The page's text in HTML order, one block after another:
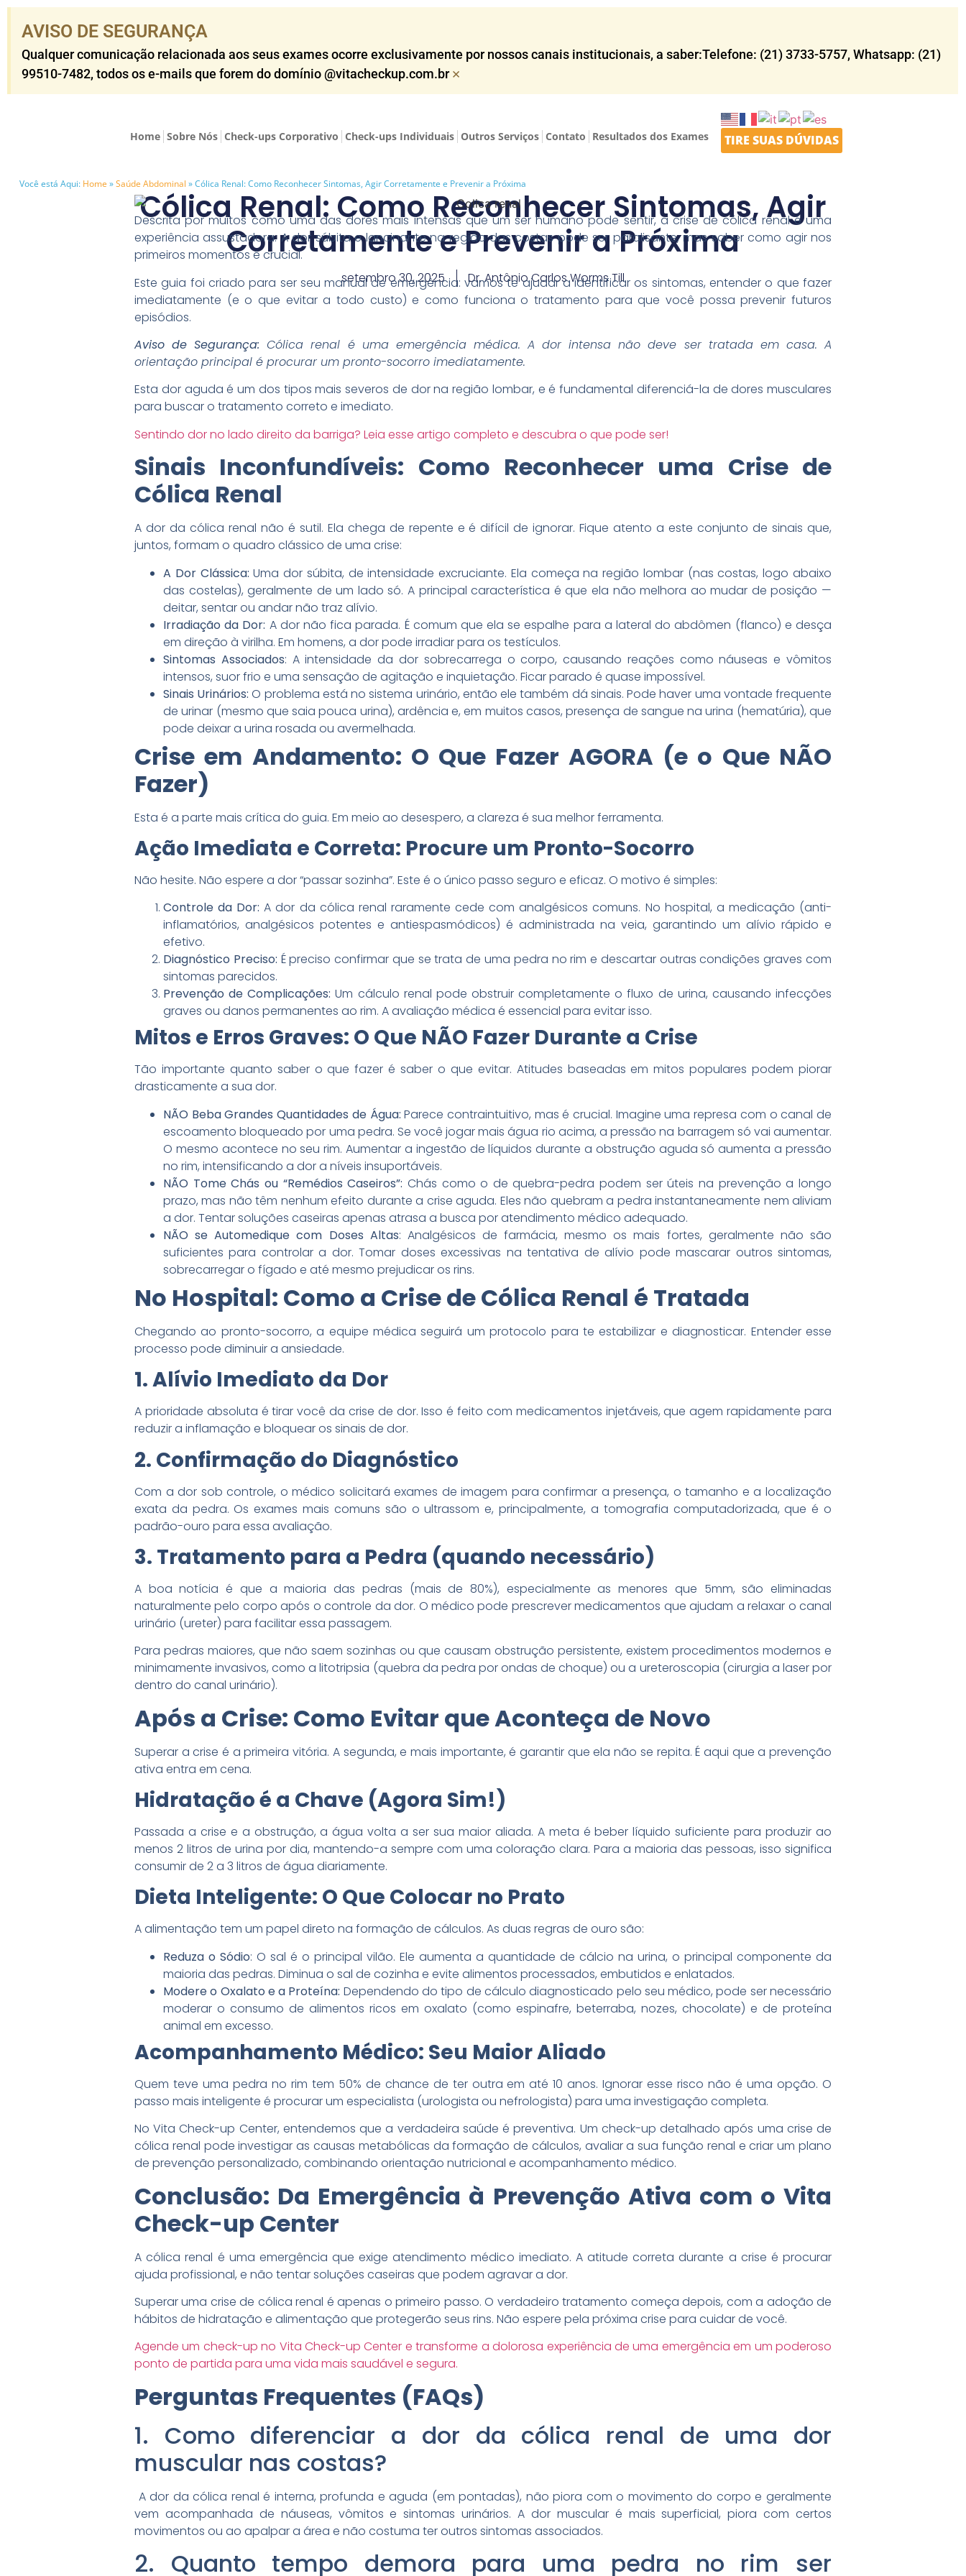
AVISO DE SEGURANÇA​
Qualquer comunicação relacionada aos seus exames ocorre exclusivamente por nossos canais institucionais, a saber:Telefone: (21) 3733-5757​, Whatsapp: (21)
99510-7482​, todos os e-mails que forem do domínio @vitacheckup.com.br​ ×
Home Sobre Nós Check-ups Corporativo Check-ups Individuais Outros Serviços Contato Resultados dos Exames TIRE SUAS DÚVIDAS
Você está Aqui: Home »Saúde Abdominal »Cólica Renal: Como Reconhecer Sintomas, Agir Corretamente e Prevenir a Próxima
Cólica Renal: Como Reconhecer Sintomas, Agir
Corretamente e Prevenir a Próxima
setembro 30, 2025 Dr. Antônio Carlos Worms Till
Descrita por muitos como uma das dores mais intensas que um ser humano pode sentir, a crise de cólica renal é uma
experiência assustadora. A dor súbita e lancinante na região das costas pode ser paralisante, mas saber como agir nos
primeiros momentos é crucial.
Este guia foi criado para ser seu manual de emergência: vamos te ajudar a identificar os sintomas, entender o que fazer
imediatamente (e o que evitar a todo custo) e como funciona o tratamento para que você possa prevenir futuros
episódios.
Aviso de Segurança: Cólica renal é uma emergência médica. A dor intensa não deve ser tratada em casa. A
orientação principal é procurar um pronto-socorro imediatamente.
Esta dor aguda é um dos tipos mais severos de dor na região lombar, e é fundamental diferenciá-la de dores musculares
para buscar o tratamento correto e imediato.
Sentindo dor no lado direito da barriga? Leia esse artigo completo e descubra o que pode ser!
Sinais Inconfundíveis: Como Reconhecer uma Crise de
Cólica Renal
A dor da cólica renal não é sutil. Ela chega de repente e é difícil de ignorar. Fique atento a este conjunto de sinais que,
juntos, formam o quadro clássico de uma crise:
A Dor Clássica: Uma dor súbita, de intensidade excruciante. Ela começa na região lombar (nas costas, logo abaixo
das costelas), geralmente de um lado só. A principal característica é que ela não melhora ao mudar de posição —
deitar, sentar ou andar não traz alívio.
Irradiação da Dor: A dor não fica parada. É comum que ela se espalhe para a lateral do abdômen (flanco) e desça
em direção à virilha. Em homens, a dor pode irradiar para os testículos.
Sintomas Associados: A intensidade da dor sobrecarrega o corpo, causando reações como náuseas e vômitos
intensos, suor frio e uma sensação de agitação e inquietação. Ficar parado é quase impossível.
Sinais Urinários: O problema está no sistema urinário, então ele também dá sinais. Pode haver uma vontade frequente
de urinar (mesmo que saia pouca urina), ardência e, em muitos casos, presença de sangue na urina (hematúria), que
pode deixar a urina rosada ou avermelhada.
Crise em Andamento: O Que Fazer AGORA (e o Que NÃO
Fazer)
Esta é a parte mais crítica do guia. Em meio ao desespero, a clareza é sua melhor ferramenta.
Ação Imediata e Correta: Procure um Pronto-Socorro
Não hesite. Não espere a dor “passar sozinha”. Este é o único passo seguro e eficaz. O motivo é simples:
Controle da Dor: A dor da cólica renal raramente cede com analgésicos comuns. No hospital, a medicação (anti-
inflamatórios, analgésicos potentes e antiespasmódicos) é administrada na veia, garantindo um alívio rápido e
efetivo.
Diagnóstico Preciso: É preciso confirmar que se trata de uma pedra no rim e descartar outras condições graves com
sintomas parecidos.
Prevenção de Complicações: Um cálculo renal pode obstruir completamente o fluxo de urina, causando infecções
graves ou danos permanentes ao rim. A avaliação médica é essencial para evitar isso.
Mitos e Erros Graves: O Que NÃO Fazer Durante a Crise
Tão importante quanto saber o que fazer é saber o que evitar. Atitudes baseadas em mitos populares podem piorar
drasticamente a sua dor.
NÃO Beba Grandes Quantidades de Água: Parece contraintuitivo, mas é crucial. Imagine uma represa com o canal de
escoamento bloqueado por uma pedra. Se você jogar mais água rio acima, a pressão na barragem só vai aumentar.
O mesmo acontece no seu rim. Aumentar a ingestão de líquidos durante a obstrução aguda só aumenta a pressão
no rim, intensificando a dor a níveis insuportáveis.
NÃO Tome Chás ou “Remédios Caseiros”: Chás como o de quebra-pedra podem ser úteis na prevenção a longo
prazo, mas não têm nenhum efeito durante a crise aguda. Eles não quebram a pedra instantaneamente nem aliviam
a dor. Tentar soluções caseiras apenas atrasa a busca por atendimento médico adequado.
NÃO se Automedique com Doses Altas: Analgésicos de farmácia, mesmo os mais fortes, geralmente não são
suficientes para controlar a dor. Tomar doses excessivas na tentativa de alívio pode mascarar outros sintomas,
sobrecarregar o fígado e até mesmo prejudicar os rins.
No Hospital: Como a Crise de Cólica Renal é Tratada
Chegando ao pronto-socorro, a equipe médica seguirá um protocolo para te estabilizar e diagnosticar. Entender esse
processo pode diminuir a ansiedade.
1. Alívio Imediato da Dor
A prioridade absoluta é tirar você da crise de dor. Isso é feito com medicamentos injetáveis, que agem rapidamente para
reduzir a inflamação e bloquear os sinais de dor.
2. Confirmação do Diagnóstico
Com a dor sob controle, o médico solicitará exames de imagem para confirmar a presença, o tamanho e a localização
exata da pedra. Os exames mais comuns são o ultrassom e, principalmente, a tomografia computadorizada, que é o
padrão-ouro para essa avaliação.
3. Tratamento para a Pedra (quando necessário)
A boa notícia é que a maioria das pedras (mais de 80%), especialmente as menores que 5mm, são eliminadas
naturalmente pelo corpo após o controle da dor. O médico pode prescrever medicamentos que ajudam a relaxar o canal
urinário (ureter) para facilitar essa passagem.
Para pedras maiores, que não saem sozinhas ou que causam obstrução persistente, existem procedimentos modernos e
minimamente invasivos, como a litotripsia (quebra da pedra por ondas de choque) ou a ureteroscopia (cirurgia a laser por
dentro do canal urinário).
Após a Crise: Como Evitar que Aconteça de Novo
Superar a crise é a primeira vitória. A segunda, e mais importante, é garantir que ela não se repita. É aqui que a prevenção
ativa entra em cena.
Hidratação é a Chave (Agora Sim!)
Passada a crise e a obstrução, a água volta a ser sua maior aliada. A meta é beber líquido suficiente para produzir ao
menos 2 litros de urina por dia, mantendo-a sempre com uma coloração clara. Para a maioria das pessoas, isso significa
consumir de 2 a 3 litros de água diariamente.
Dieta Inteligente: O Que Colocar no Prato
A alimentação tem um papel direto na formação de cálculos. As duas regras de ouro são:
Reduza o Sódio: O sal é o principal vilão. Ele aumenta a quantidade de cálcio na urina, o principal componente da
maioria das pedras. Diminua o sal de cozinha e evite alimentos processados, embutidos e enlatados.
Modere o Oxalato e a Proteína: Dependendo do tipo de cálculo diagnosticado pelo seu médico, pode ser necessário
moderar o consumo de alimentos ricos em oxalato (como espinafre, beterraba, nozes, chocolate) e de proteína
animal em excesso.
Acompanhamento Médico: Seu Maior Aliado
Quem teve uma pedra no rim tem 50% de chance de ter outra em até 10 anos. Ignorar esse risco não é uma opção. O
passo mais inteligente é procurar um especialista (urologista ou nefrologista) para uma investigação completa.
No Vita Check-up Center, entendemos que a verdadeira saúde é preventiva. Um check-up detalhado após uma crise de
cólica renal pode investigar as causas metabólicas da formação de cálculos, avaliar a sua função renal e criar um plano
de prevenção personalizado, combinando orientação nutricional e acompanhamento médico.
Conclusão: Da Emergência à Prevenção Ativa com o Vita
Check-up Center
A cólica renal é uma emergência que exige atendimento médico imediato. A atitude correta durante a crise é procurar
ajuda profissional, e não tentar soluções caseiras que podem agravar a dor.
Superar uma crise de cólica renal é apenas o primeiro passo. O verdadeiro tratamento começa depois, com a adoção de
hábitos de hidratação e alimentação que protegerão seus rins. Não espere pela próxima crise para cuidar de você.
Agende um check-up no Vita Check-up Center e transforme a dolorosa experiência de uma emergência em um poderoso
ponto de partida para uma vida mais saudável e segura.
Perguntas Frequentes (FAQs)
1. Como diferenciar a dor da cólica renal de uma dor
muscular nas costas?
A dor da cólica renal é interna, profunda e aguda (em pontadas), não piora com o movimento do corpo e geralmente
vem acompanhada de náuseas, vômitos e sintomas urinários. A dor muscular é mais superficial, piora com certos
movimentos ou ao apalpar a área e não costuma ter outros sintomas associados.
2. Quanto tempo demora para uma pedra no rim ser